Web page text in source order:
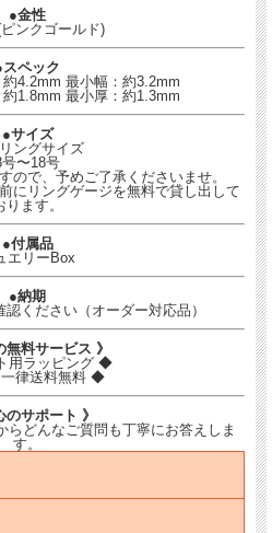
●金性
ンクゴールド)
スペック
4.2mm 最小幅：約3.2mm
1.8mm 最小厚：約1.3mm
●サイズ
ングサイズ
〜18号
ので、予めご了承くださいませ。
にリングゲージを無料で貸し出して
ります。
●付属品
エリーBox
●納期
ください（オーダー対応品）
無料サービス 》
用ラッピング ◆
律送料無料 ◆
のサポート 》
どんなご質問も丁寧にお答えしま
す。